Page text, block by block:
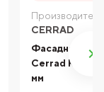
CERRAD
Фасадная
Cerrad Krem
мм